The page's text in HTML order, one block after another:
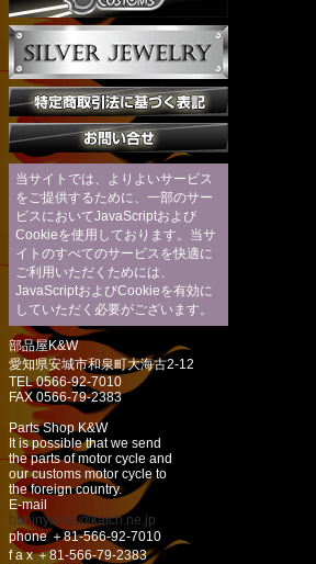
当サイトでは、よりよいサービス
をご提供するために、一部のサー
ビスにおいてJavaScriptおよび
Cookieを使用しております。当サ
イトのすべてのサービスを快適に
ご利用いただくためには、
JavaScriptおよびCookieを有効に
していただく必要がございます。
部品屋K&W
愛知県安城市和泉町大海古2-12
TEL 0566-92-7010
FAX 0566-79-2383
Parts Shop K&W
It is possible that we send
the parts of motor cycle and
our customs motor cycle to
the foreign country.
E-mail
buhinya-kw@katch.ne.jp
phone ＋81-566-92-7010
f a x ＋81-566-79-2383